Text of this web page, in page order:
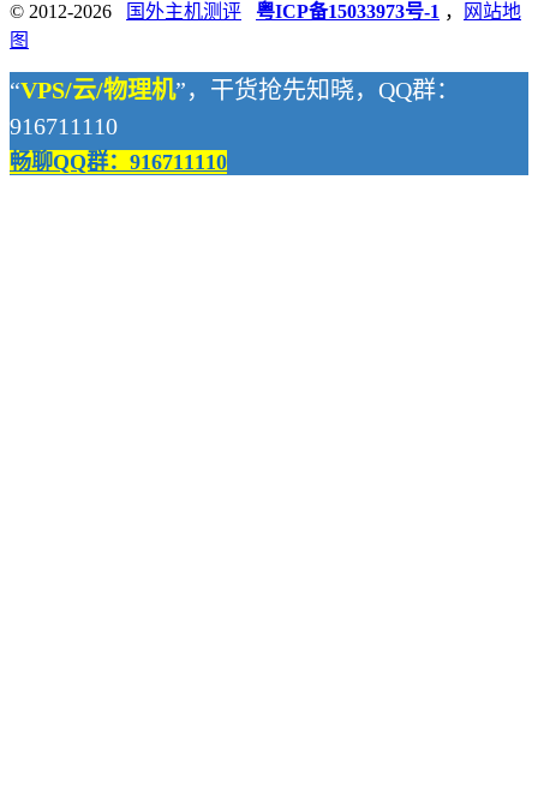
© 2012-2026 国外主机测评 粤ICP备15033973号-1 ，
网站地
图
“VPS/云/物理机”，干货抢先知晓，QQ群：
916711110
畅聊QQ群：916711110